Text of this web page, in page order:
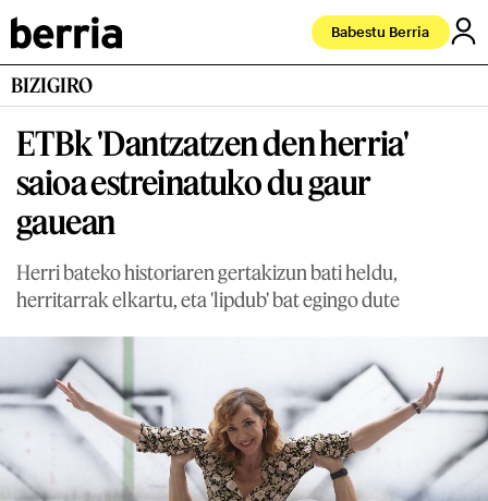
Babestu Berria
BIZIGIRO
ETBk 'Dantzatzen den herria'
saioa estreinatuko du gaur
gauean
Herri bateko historiaren gertakizun bati heldu,
herritarrak elkartu, eta 'lipdub' bat egingo dute